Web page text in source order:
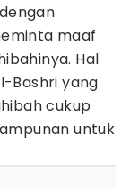
maaf
Hal
Bashri yang
cukup
untuk